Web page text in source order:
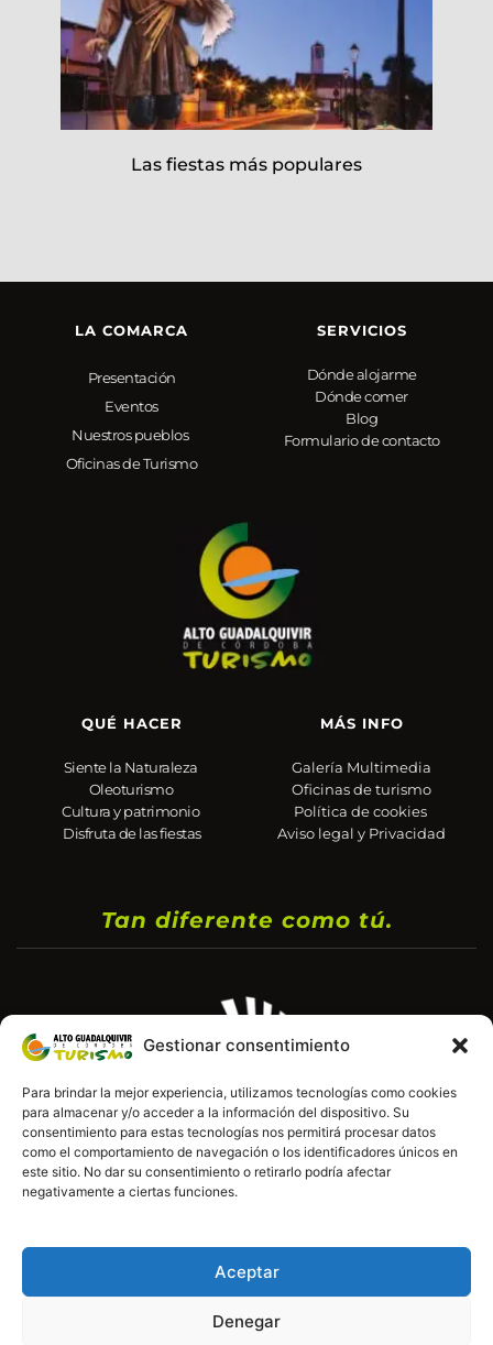
Gestionar consentimiento
Para brindar la mejor experiencia, utilizamos tecnologías como cookies
para almacenar y/o acceder a la información del dispositivo. Su
consentimiento para estas tecnologías nos permitirá procesar datos
como el comportamiento de navegación o los identificadores únicos en
este sitio. No dar su consentimiento o retirarlo podría afectar
negativamente a ciertas funciones.
Aceptar
Denegar
Las fiestas más populares
LA COMARCA
Presentación
Eventos
Nuestros pueblos
Oficinas de Turismo
SERVICIOS
Dónde alojarme
Dónde comer
Blog
Formulario de contacto
QUÉ HACER
Siente la Naturaleza
Oleoturismo
Cultura y patrimonio
Disfruta de las fiestas
MÁS INFO
Galería Multimedia
Oficinas de turismo
Política de cookies
Aviso legal y Privacidad
Tan diferente como tú.